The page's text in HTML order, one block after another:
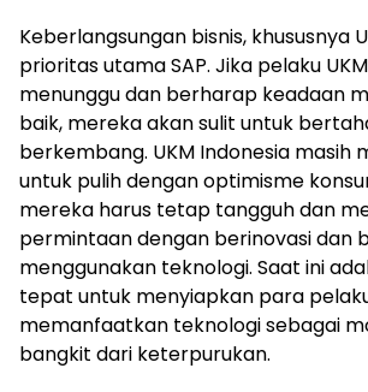
Keberlangsungan bisnis, khususnya
prioritas utama SAP. Jika pelaku
menunggu dan berharap keadaan
baik, mereka akan sulit untuk
berkembang. UKM Indonesia masih
untuk pulih dengan optimisme
mereka harus tetap tangguh dan
permintaan dengan berinovasi dan
menggunakan teknologi. Saat ini
tepat untuk menyiapkan para
memanfaatkan teknologi sebagai
bangkit dari keterpurukan.